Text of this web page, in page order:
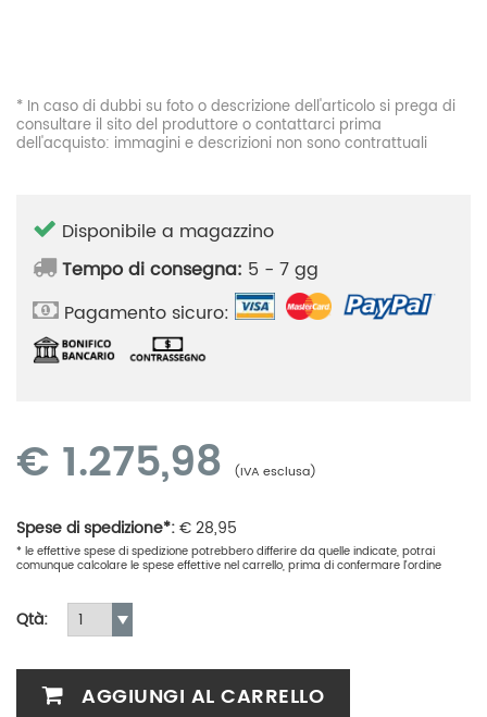
* In caso di dubbi su foto o descrizione dell'articolo si prega di
consultare il sito del produttore o contattarci prima
dell'acquisto: immagini e descrizioni non sono contrattuali
Disponibile a magazzino
Tempo di consegna: 5 - 7 gg
Pagamento sicuro:
€ 1.275,98 (IVA esclusa)
Spese di spedizione*:€28,95
* le effettive spese di spedizione potrebbero differire da quelle indicate, potrai
comunque calcolare le spese effettive nel carrello, prima di confermare l'ordine
Qtà:
AGGIUNGI AL CARRELLO